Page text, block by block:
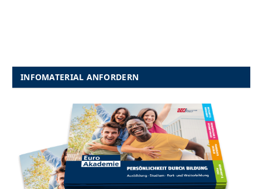
INFOMATERIAL ANFORDERN